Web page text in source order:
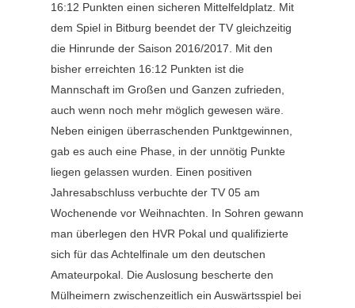
16:12 Punkten einen sicheren Mittelfeldplatz. Mit
dem Spiel in Bitburg beendet der TV gleichzeitig
die Hinrunde der Saison 2016/2017. Mit den
bisher erreichten 16:12 Punkten ist die
Mannschaft im Großen und Ganzen zufrieden,
auch wenn noch mehr möglich gewesen wäre.
Neben einigen überraschenden Punktgewinnen,
gab es auch eine Phase, in der unnötig Punkte
liegen gelassen wurden. Einen positiven
Jahresabschluss verbuchte der TV 05 am
Wochenende vor Weihnachten. In Sohren gewann
man überlegen den HVR Pokal und qualifizierte
sich für das Achtelfinale um den deutschen
Amateurpokal. Die Auslosung bescherte den
Mülheimern zwischenzeitlich ein Auswärtsspiel bei